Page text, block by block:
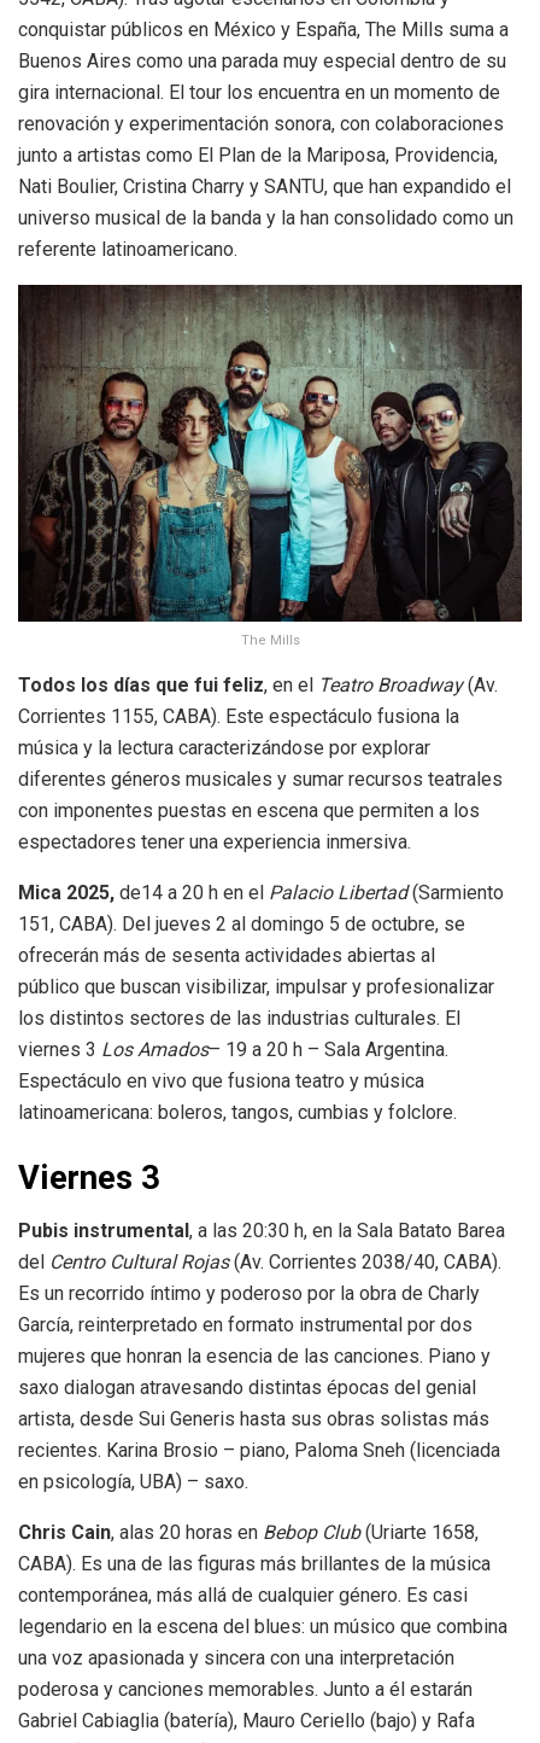
conquistar públicos en México y España, The Mills suma a
Buenos Aires como una parada muy especial dentro de su
gira internacional. El tour los encuentra en un momento de
renovación y experimentación sonora, con colaboraciones
junto a artistas como El Plan de la Mariposa, Providencia,
Nati Boulier, Cristina Charry y SANTU, que han expandido el
universo musical de la banda y la han consolidado como un
referente latinoamericano.
The Mills
Todos los días que fui feliz, en el Teatro Broadway(Av.
Corrientes 1155, CABA). Este espectáculo fusiona la
música y la lectura caracterizándose por explorar
diferentes géneros musicales y sumar recursos teatrales
con imponentes puestas en escena que permiten a los
espectadores tener una experiencia inmersiva.
Mica 2025, de14 a 20 h en el Palacio Libertad(Sarmiento
151, CABA). Del jueves 2 al domingo 5 de octubre, se
ofrecerán más de sesenta actividades abiertas al
público que buscan visibilizar, impulsar y profesionalizar
los distintos sectores de las industrias culturales. El
viernes 3 Los Amados– 19 a 20 h – Sala Argentina.
Espectáculo en vivo que fusiona teatro y música
latinoamericana: boleros, tangos, cumbias y folclore.
Viernes 3
Pubis instrumental , a las 20:30 h, en la Sala Batato Barea
del Centro Cultural Rojas(Av. Corrientes 2038/40, CABA).
Es un recorrido íntimo y poderoso por la obra de Charly
García, reinterpretado en formato instrumental por dos
mujeres que honran la esencia de las canciones. Piano y
saxo dialogan atravesando distintas épocas del genial
artista, desde Sui Generis hasta sus obras solistas más
recientes. Karina Brosio – piano, Paloma Sneh (licenciada
en psicología, UBA) – saxo.
Chris Cain, alas 20 horas en Bebop Club(Uriarte 1658,
CABA). Es una de las figuras más brillantes de la música
contemporánea, más allá de cualquier género. Es casi
legendario en la escena del blues: un músico que combina
una voz apasionada y sincera con una interpretación
poderosa y canciones memorables. Junto a él estarán
Gabriel Cabiaglia (batería), Mauro Ceriello (bajo) y Rafa